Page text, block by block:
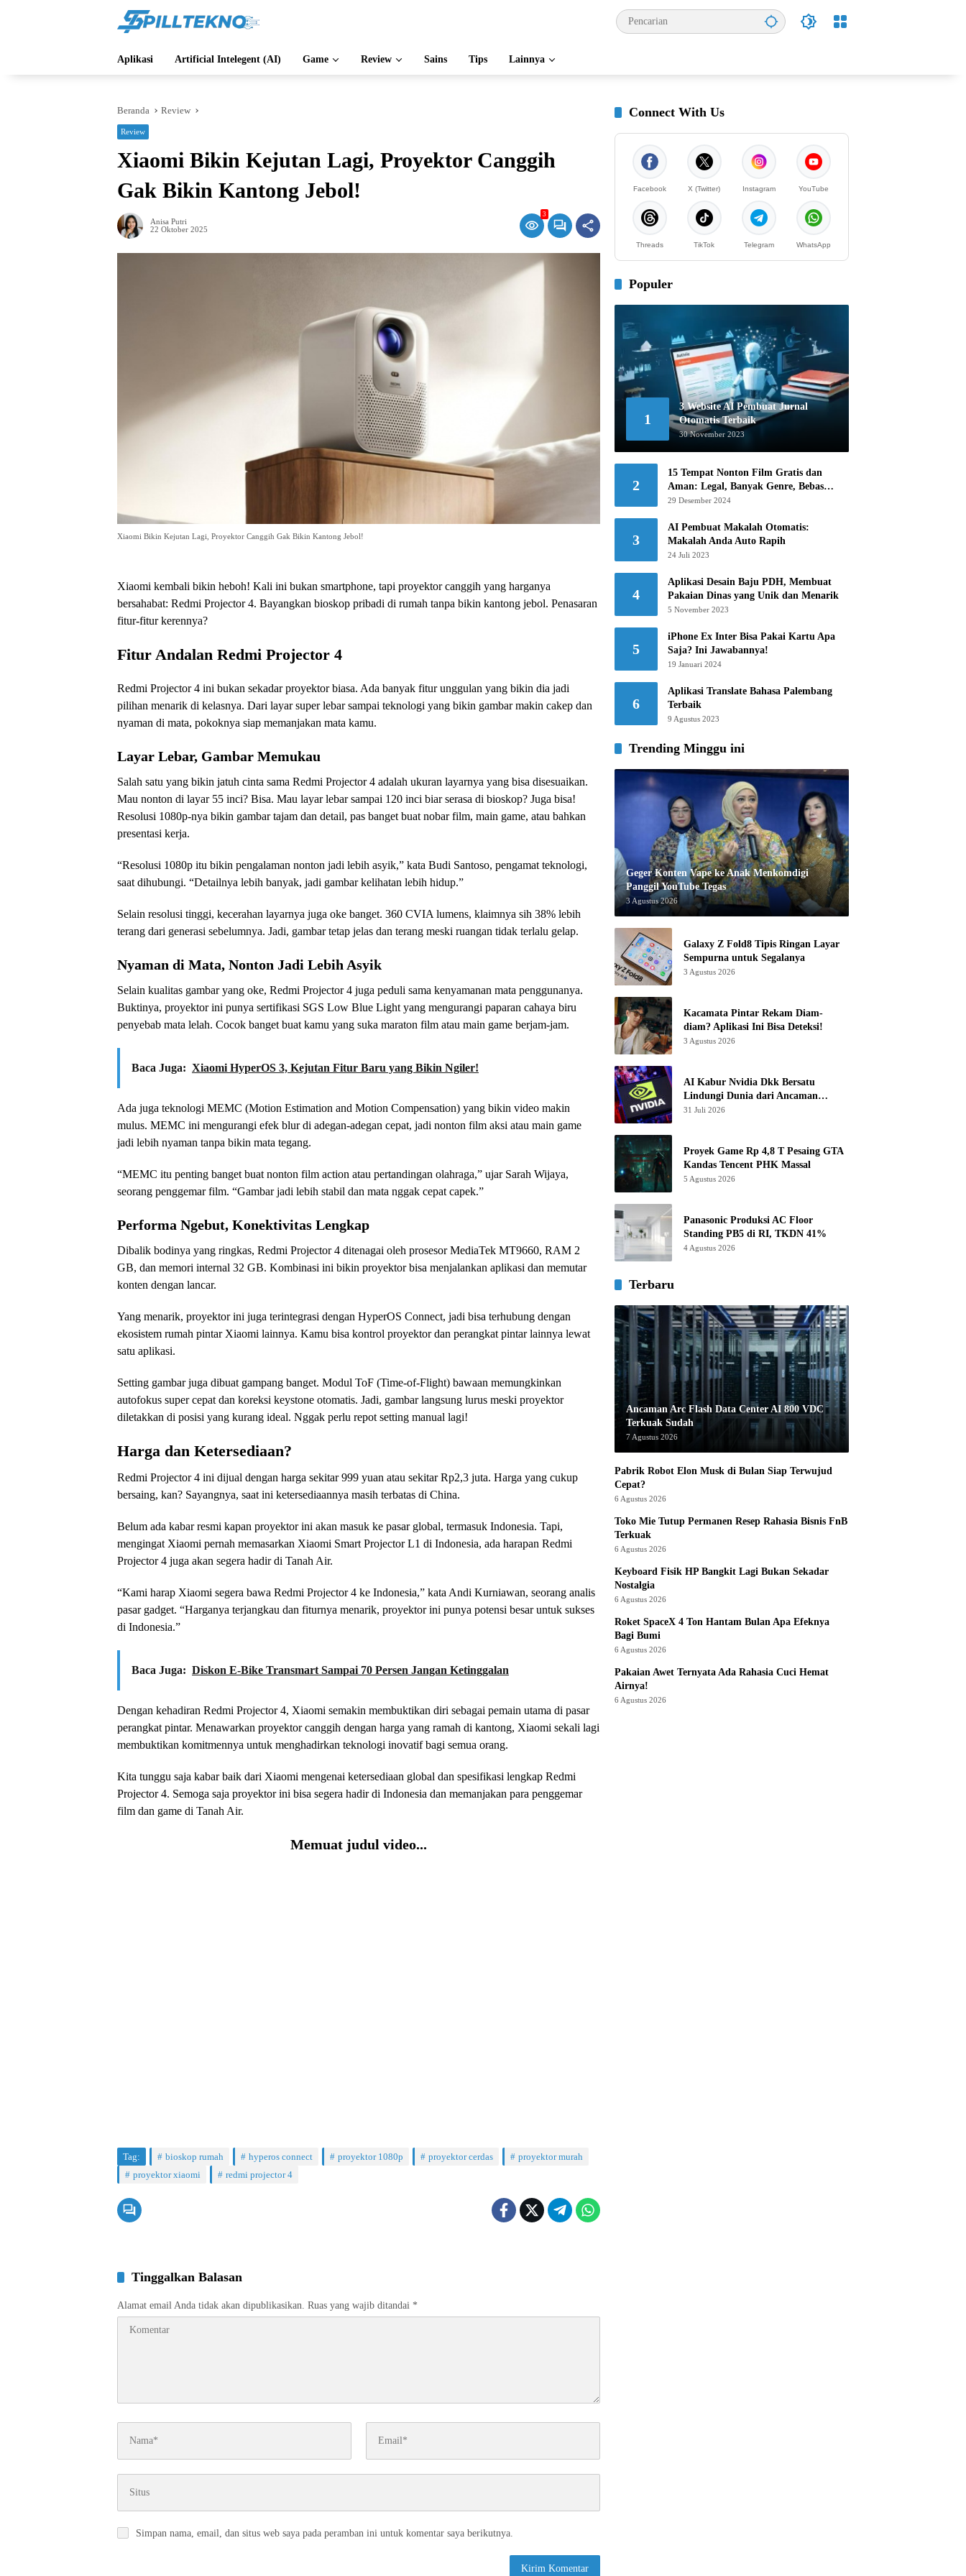
Aplikasi Artificial Intelegent (AI) Game Review Sains Tips Lainnya
Beranda Review
Review
Xiaomi Bikin Kejutan Lagi, Proyektor Canggih
Gak Bikin Kantong Jebol!
Anisa Putri
22 Oktober 2025
3
Xiaomi Bikin Kejutan Lagi, Proyektor Canggih Gak Bikin Kantong Jebol!
Xiaomi kembali bikin heboh! Kali ini bukan smartphone, tapi proyektor canggih yang harganya
bersahabat: Redmi Projector 4. Bayangkan bioskop pribadi di rumah tanpa bikin kantong jebol. Penasaran
fitur-fitur kerennya?
Fitur Andalan Redmi Projector 4
Redmi Projector 4 ini bukan sekadar proyektor biasa. Ada banyak fitur unggulan yang bikin dia jadi
pilihan menarik di kelasnya. Dari layar super lebar sampai teknologi yang bikin gambar makin cakep dan
nyaman di mata, pokoknya siap memanjakan mata kamu.
Layar Lebar, Gambar Memukau
Salah satu yang bikin jatuh cinta sama Redmi Projector 4 adalah ukuran layarnya yang bisa disesuaikan.
Mau nonton di layar 55 inci? Bisa. Mau layar lebar sampai 120 inci biar serasa di bioskop? Juga bisa!
Resolusi 1080p-nya bikin gambar tajam dan detail, pas banget buat nobar film, main game, atau bahkan
presentasi kerja.
“Resolusi 1080p itu bikin pengalaman nonton jadi lebih asyik,” kata Budi Santoso, pengamat teknologi,
saat dihubungi. “Detailnya lebih banyak, jadi gambar kelihatan lebih hidup.”
Selain resolusi tinggi, kecerahan layarnya juga oke banget. 360 CVIA lumens, klaimnya sih 38% lebih
terang dari generasi sebelumnya. Jadi, gambar tetap jelas dan terang meski ruangan tidak terlalu gelap.
Nyaman di Mata, Nonton Jadi Lebih Asyik
Selain kualitas gambar yang oke, Redmi Projector 4 juga peduli sama kenyamanan mata penggunanya.
Buktinya, proyektor ini punya sertifikasi SGS Low Blue Light yang mengurangi paparan cahaya biru
penyebab mata lelah. Cocok banget buat kamu yang suka maraton film atau main game berjam-jam.
Baca Juga: Xiaomi HyperOS 3, Kejutan Fitur Baru yang Bikin Ngiler!
Ada juga teknologi MEMC (Motion Estimation and Motion Compensation) yang bikin video makin
mulus. MEMC ini mengurangi efek blur di adegan-adegan cepat, jadi nonton film aksi atau main game
jadi lebih nyaman tanpa bikin mata tegang.
“MEMC itu penting banget buat nonton film action atau pertandingan olahraga,” ujar Sarah Wijaya,
seorang penggemar film. “Gambar jadi lebih stabil dan mata nggak cepat capek.”
Performa Ngebut, Konektivitas Lengkap
Dibalik bodinya yang ringkas, Redmi Projector 4 ditenagai oleh prosesor MediaTek MT9660, RAM 2
GB, dan memori internal 32 GB. Kombinasi ini bikin proyektor bisa menjalankan aplikasi dan memutar
konten dengan lancar.
Yang menarik, proyektor ini juga terintegrasi dengan HyperOS Connect, jadi bisa terhubung dengan
ekosistem rumah pintar Xiaomi lainnya. Kamu bisa kontrol proyektor dan perangkat pintar lainnya lewat
satu aplikasi.
Setting gambar juga dibuat gampang banget. Modul ToF (Time-of-Flight) bawaan memungkinkan
autofokus super cepat dan koreksi keystone otomatis. Jadi, gambar langsung lurus meski proyektor
diletakkan di posisi yang kurang ideal. Nggak perlu repot setting manual lagi!
Harga dan Ketersediaan?
Redmi Projector 4 ini dijual dengan harga sekitar 999 yuan atau sekitar Rp2,3 juta. Harga yang cukup
bersaing, kan? Sayangnya, saat ini ketersediaannya masih terbatas di China.
Belum ada kabar resmi kapan proyektor ini akan masuk ke pasar global, termasuk Indonesia. Tapi,
mengingat Xiaomi pernah memasarkan Xiaomi Smart Projector L1 di Indonesia, ada harapan Redmi
Projector 4 juga akan segera hadir di Tanah Air.
“Kami harap Xiaomi segera bawa Redmi Projector 4 ke Indonesia,” kata Andi Kurniawan, seorang analis
pasar gadget. “Harganya terjangkau dan fiturnya menarik, proyektor ini punya potensi besar untuk sukses
di Indonesia.”
Baca Juga: Diskon E-Bike Transmart Sampai 70 Persen Jangan Ketinggalan
Dengan kehadiran Redmi Projector 4, Xiaomi semakin membuktikan diri sebagai pemain utama di pasar
perangkat pintar. Menawarkan proyektor canggih dengan harga yang ramah di kantong, Xiaomi sekali lagi
membuktikan komitmennya untuk menghadirkan teknologi inovatif bagi semua orang.
Kita tunggu saja kabar baik dari Xiaomi mengenai ketersediaan global dan spesifikasi lengkap Redmi
Projector 4. Semoga saja proyektor ini bisa segera hadir di Indonesia dan memanjakan para penggemar
film dan game di Tanah Air.
Memuat judul video...
Tag: bioskop rumah hyperos connect proyektor 1080p proyektor cerdas
proyektor murah
proyektor xiaomi
redmi projector 4
Tinggalkan Balasan
Alamat email Anda tidak akan dipublikasikan. Ruas yang wajib ditandai *
Simpan nama, email, dan situs web saya pada peramban ini untuk komentar saya berikutnya.
Connect With Us
Facebook X (Twitter) Instagram YouTube
Threads TikTok Telegram WhatsApp
Populer
1
3 Website AI Pembuat Jurnal
Otomatis Terbaik
30 November 2023
2
15 Tempat Nonton Film Gratis dan
Aman: Legal, Banyak Genre, Bebas
Khawatir!
29 Desember 2024
3
AI Pembuat Makalah Otomatis:
Makalah Anda Auto Rapih
24 Juli 2023
4
Aplikasi Desain Baju PDH, Membuat
Pakaian Dinas yang Unik dan Menarik
5 November 2023
5
iPhone Ex Inter Bisa Pakai Kartu Apa
Saja? Ini Jawabannya!
19 Januari 2024
6
Aplikasi Translate Bahasa Palembang
Terbaik
9 Agustus 2023
Trending Minggu ini
Geger Konten Vape ke Anak Menkomdigi
Panggil YouTube Tegas
3 Agustus 2026
Galaxy Z Fold8 Tipis Ringan Layar
Sempurna untuk Segalanya
3 Agustus 2026
Kacamata Pintar Rekam Diam-
diam? Aplikasi Ini Bisa Deteksi!
3 Agustus 2026
AI Kabur Nvidia Dkk Bersatu
Lindungi Dunia dari Ancaman
Canggih
31 Juli 2026
Proyek Game Rp 4,8 T Pesaing GTA
Kandas Tencent PHK Massal
5 Agustus 2026
Panasonic Produksi AC Floor
Standing PB5 di RI, TKDN 41%
4 Agustus 2026
Terbaru
Ancaman Arc Flash Data Center AI 800 VDC
Terkuak Sudah
7 Agustus 2026
Pabrik Robot Elon Musk di Bulan Siap Terwujud
Cepat?
6 Agustus 2026
Toko Mie Tutup Permanen Resep Rahasia Bisnis FnB
Terkuak
6 Agustus 2026
Keyboard Fisik HP Bangkit Lagi Bukan Sekadar
Nostalgia
6 Agustus 2026
Roket SpaceX 4 Ton Hantam Bulan Apa Efeknya
Bagi Bumi
6 Agustus 2026
Pakaian Awet Ternyata Ada Rahasia Cuci Hemat
Airnya!
6 Agustus 2026